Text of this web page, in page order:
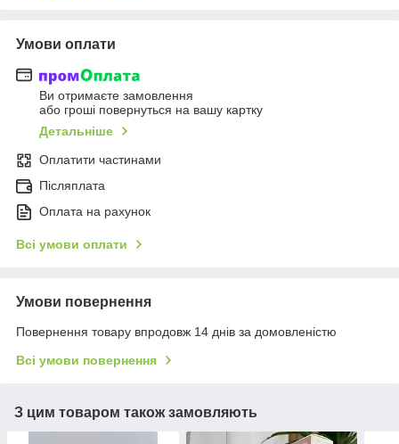
Умови оплати
Ви отримаєте замовлення
або гроші повернуться на вашу картку
Детальніше
Оплатити частинами
Післяплата
Оплата на рахунок
Всі умови оплати
Умови повернення
Повернення товару впродовж 14 днів за домовленістю
Всі умови повернення
З цим товаром також замовляють